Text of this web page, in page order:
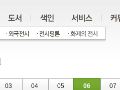
03 04 05 06 07